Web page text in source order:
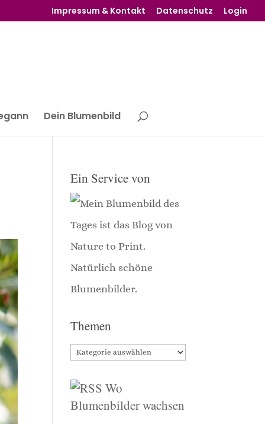
Impressum & Kontakt Datenschutz Login
Dein Blumenbild
Ein Service von
Themen
Themen
Wo
Blumenbilder wachsen